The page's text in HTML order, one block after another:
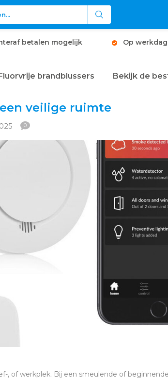
betalen mogelijk Op
brandblussers Bekijk de
veilige ruimte
0
, of werkplek. Bij een smeulende of